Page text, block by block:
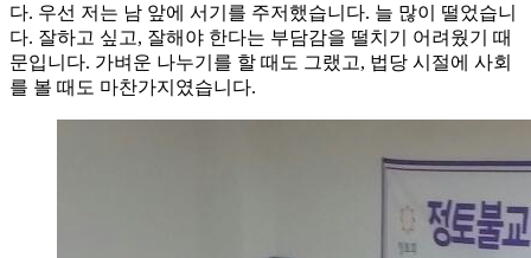
다. 우선 저는 남 앞에 서기를 주저했습니다. 늘 많이 떨었습니
다. 잘하고 싶고, 잘해야 한다는 부담감을 떨치기 어려웠기 때
문입니다. 가벼운 나누기를 할 때도 그랬고, 법당 시절에 사회
를 볼 때도 마찬가지였습니다.